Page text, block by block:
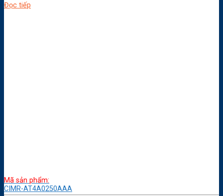
Đọc tiếp
Mã sản phẩm:
CIMR-AT4A0250AAA